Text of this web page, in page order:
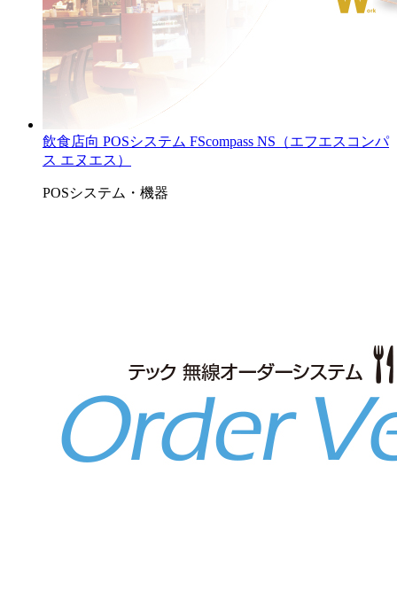
飲食店向 POSシステム FScompass NS（エフエスコンパ
ス エヌエス）
POSシステム・機器